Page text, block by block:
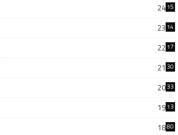
2415
6
23 14
6
2217
3
21 30
6
2033
8
1913
7
1880